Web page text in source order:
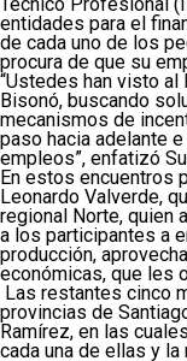
entidades para el
de cada uno de los
procura de que su
“Ustedes han visto
Bisonó, buscando
mecanismos de
paso hacia adelante
empleos”, enfatizó
En estos encuentros
Leonardo Valverde,
regional Norte, quien
a los participantes a
producción,
económicas, que les
Las restantes cinco
provincias de
Ramírez, en las
cada una de ellas y